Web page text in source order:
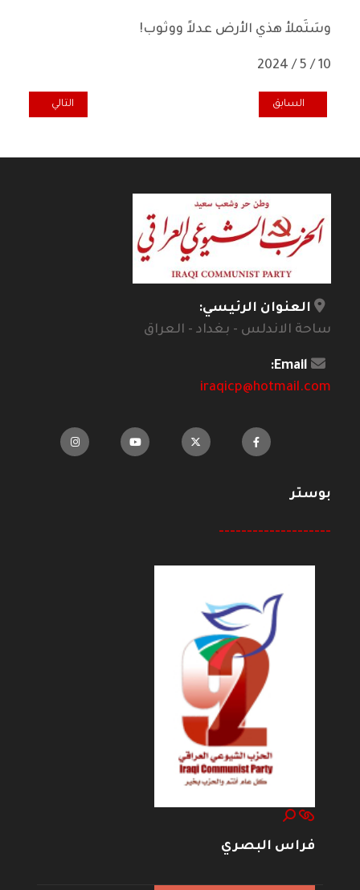
وسَتَملأ هذي الأرض عدلاً ووثوب!
10 / 5 / 2024
المقال السابق: الروائية زينب السعود : تخبرنا عن (الحرب التي احترق
السابق المقال التالي:
التالي
العنوان الرئيسي:
ساحة الاندلس - بغداد - العراق
Email:
iraqicp@hotmail.com
بوستر
--------------------
فراس البصري